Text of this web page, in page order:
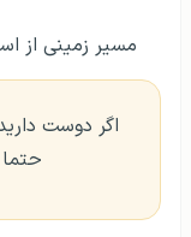
مسیر زمینی از
اگر دوست
حتما